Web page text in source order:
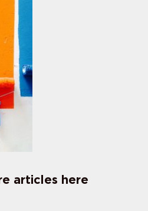
articles here